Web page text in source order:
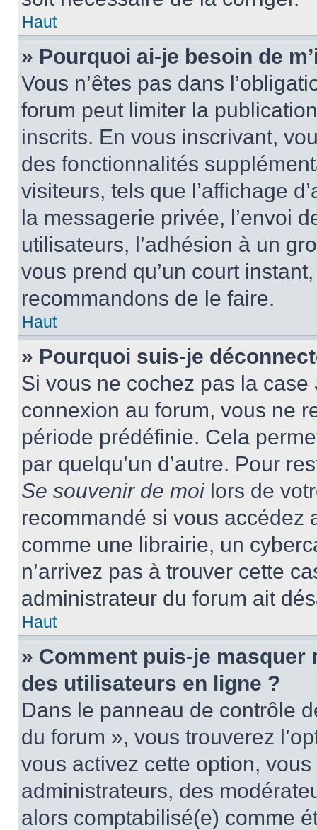
Haut
» Pourquoi ai-je besoin de
Vous n’êtes pas dans
forum peut limiter la
inscrits. En vous inscrivant,
des fonctionnalités
visiteurs, tels que l’affichage
la messagerie privée, l’envoi
utilisateurs, l’adhésion à un
vous prend qu’un court
recommandons de le faire.
Haut
» Pourquoi suis-je
Si vous ne cochez pas la case
connexion au forum, vous ne
période prédéfinie. Cela
par quelqu’un d’autre. Pour
Se souvenir de moilors de
recommandé si vous accédez
comme une librairie, un
n’arrivez pas à trouver cette
administrateur du forum ait
Haut
» Comment puis-je masquer
des utilisateurs en ligne ?
Dans le panneau de contrôle
du forum », vous trouverez
vous activez cette option,
administrateurs, des
alors comptabilisé(e) comme